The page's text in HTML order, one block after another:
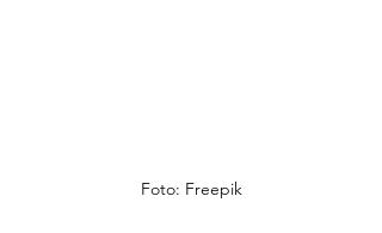
Foto: Freepik